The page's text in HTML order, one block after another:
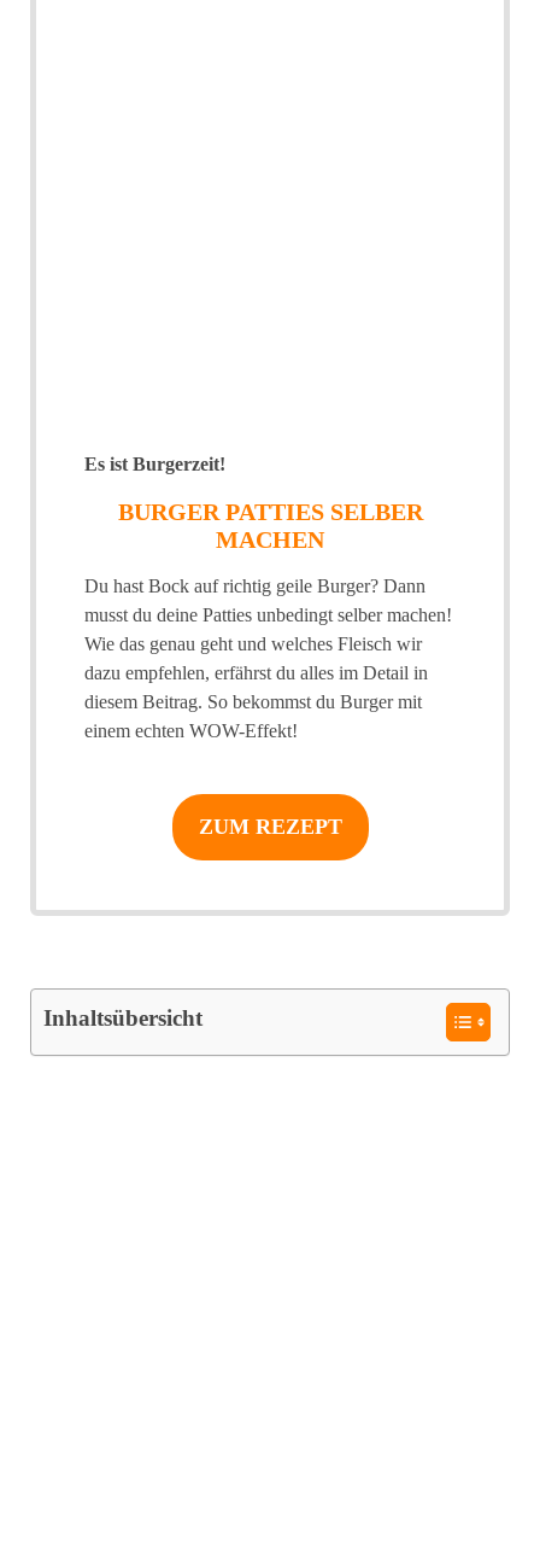
Es ist Burgerzeit!
BURGER PATTIES SELBER
MACHEN
Du hast Bock auf richtig geile Burger? Dann
musst du deine Patties unbedingt selber machen!
Wie das genau geht und welches Fleisch wir
dazu empfehlen, erfährst du alles im Detail in
diesem Beitrag. So bekommst du Burger mit
einem echten WOW-Effekt!
ZUM REZEPT
Inhaltsübersicht